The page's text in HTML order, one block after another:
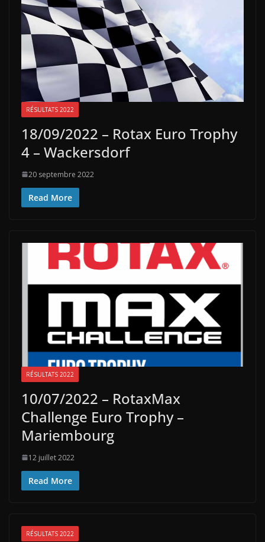
RÉSULTATS 2022
18/09/2022 – Rotax Euro Trophy
4 – Wackersdorf
20 septembre 2022
Read More
RÉSULTATS 2022
10/07/2022 – RotaxMax
Challenge Euro Trophy –
Mariembourg
12 juillet 2022
Read More
RÉSULTATS 2022